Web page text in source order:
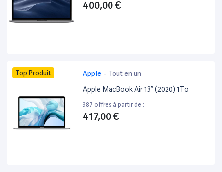
400,00 €
Top Produit Apple - Tout en un
Apple MacBook Air 13” (2020) 1To
387 offres à partir de :
417,00 €